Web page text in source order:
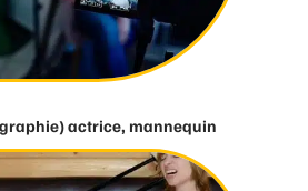
actrice, mannequin